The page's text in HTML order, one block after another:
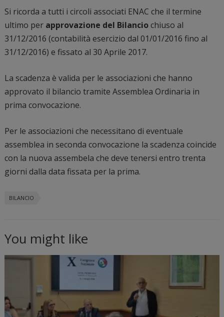
Si ricorda a tutti i circoli associati ENAC che il termine
ultimo per approvazione del Bilanciochiuso al
31/12/2016 (contabilità esercizio dal 01/01/2016 fino al
31/12/2016) e fissato al 30 Aprile 2017.
La scadenza è valida per le associazioni che hanno
approvato il bilancio tramite Assemblea Ordinaria in
prima convocazione.
Per le associazioni che necessitano di eventuale
assemblea in seconda convocazione la scadenza coincide
con la nuova assembela che deve tenersi entro trenta
giorni dalla data fissata per la prima.
BILANCIO
You might like